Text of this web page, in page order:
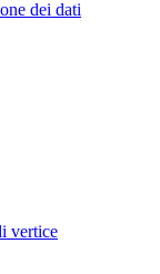
dei dati
vertice